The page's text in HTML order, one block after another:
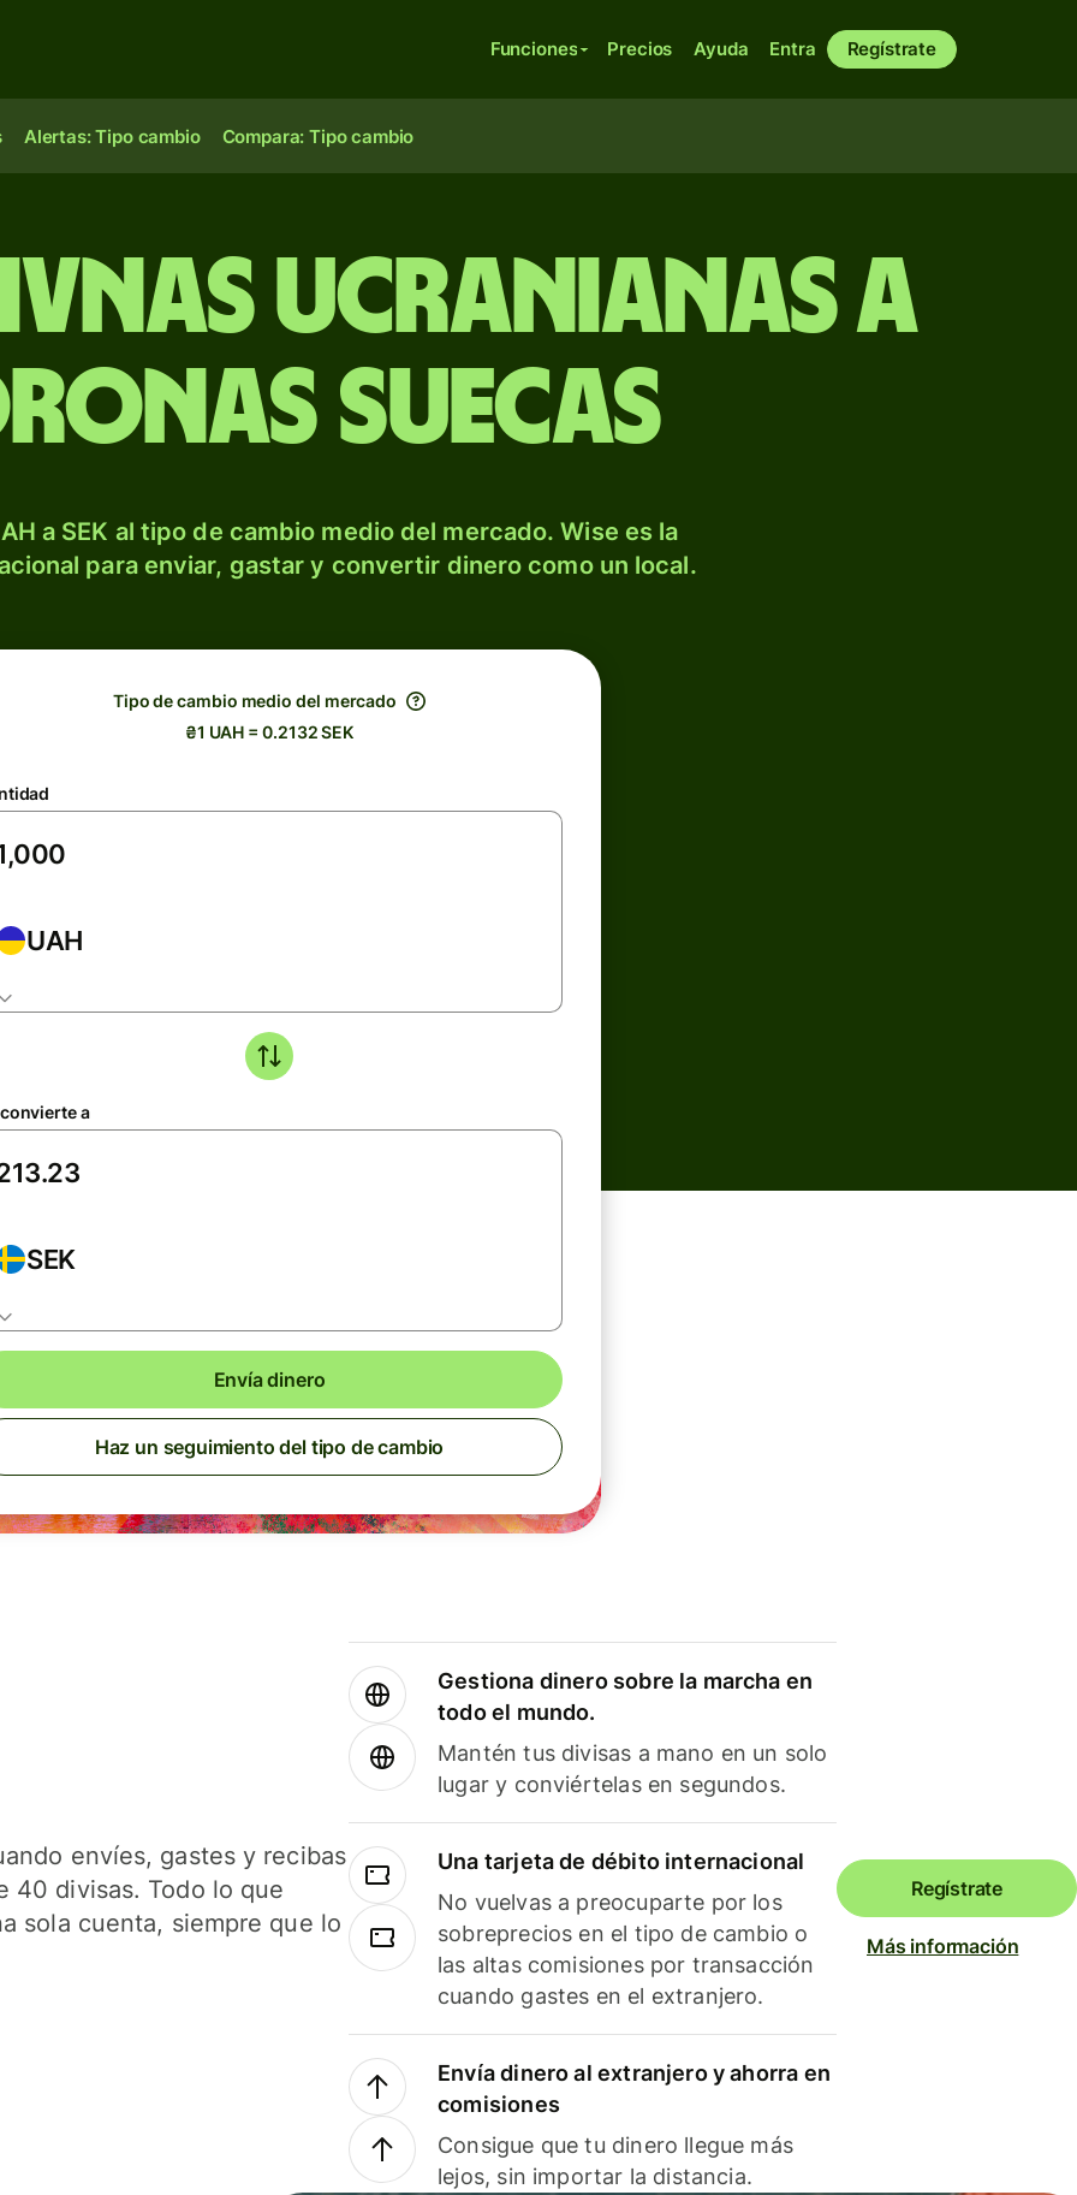
Funciones Precios Ayuda Entra Regístrate
Alertas: Tipo cambio Compara: Tipo cambio
ucranianas a
suecas
a SEK al tipo de cambio medio del mercado. Wise es la
para enviar, gastar y convertir dinero como un local.
Tipo de cambio medio del mercado
₴1 UAH = 0.2132 SEK
UAH
a
SEK
Envía dinero
Haz un seguimiento del tipo de cambio
envíes, gastes y recibas
40 divisas. Todo lo que
sola cuenta, siempre que lo
Gestiona dinero sobre la marcha en
todo el mundo.
Mantén tus divisas a mano en un solo
lugar y conviértelas en segundos.
Una tarjeta de débito internacional
No vuelvas a preocuparte por los
sobreprecios en el tipo de cambio o
las altas comisiones por transacción
cuando gastes en el extranjero.
Envía dinero al extranjero y ahorra en
comisiones
Consigue que tu dinero llegue más
lejos, sin importar la distancia.
Regístrate
Más información